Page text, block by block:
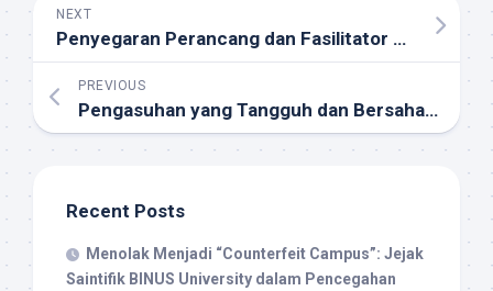
NEXT
Penyegaran Perancang dan Fasilitator Pengembangan Komunitas
PREVIOUS
Pengasuhan yang Tangguh dan Bersahabat di Masa Pandemi
Recent Posts
Menolak Menjadi “Counterfeit Campus”: Jejak
Saintifik BINUS University dalam Pencegahan